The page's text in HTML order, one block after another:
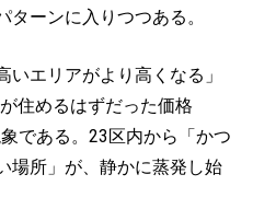
ーンに入りつつある。
エリアがより高くなる」
住めるはずだった価格
である。23区内から「かつ
場所」が、静かに蒸発し始